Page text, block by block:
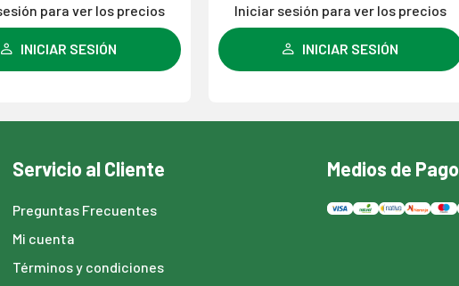
para ver los precios
INICIAR SESIÓN
Iniciar sesión para ver los precios
INICIAR SESIÓN
Servicio al Cliente
Preguntas Frecuentes
Mi cuenta
Términos y condiciones
Medios de Pago